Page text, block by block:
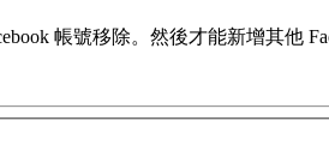
帳號移除。然後才能新增其他